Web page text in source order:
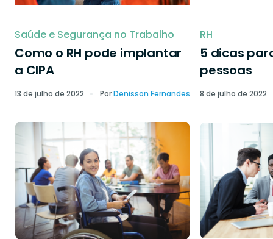
Saúde e Segurança no Trabalho
Como o RH pode implantar
a CIPA
13 de julho de 2022 PorDenisson Fernandes
RH
5 dicas
pessoas
8 de julho de 2022